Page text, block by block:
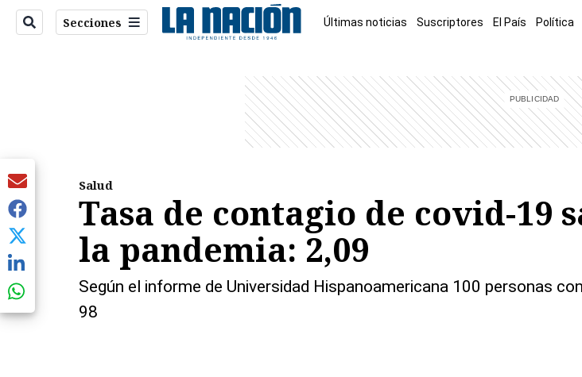
Secciones Últimas noticias Suscriptores El País Política
Salud
Tasa de contagio de covid-19
la pandemia: 2,09
Según el informe de Universidad Hispanoamericana 100 personas
98